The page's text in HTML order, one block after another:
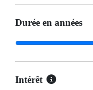
Durée en années
Intérêt